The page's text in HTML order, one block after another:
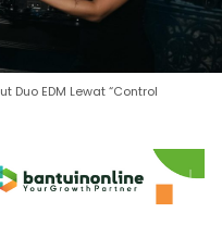
Duo EDM Lewat “Control